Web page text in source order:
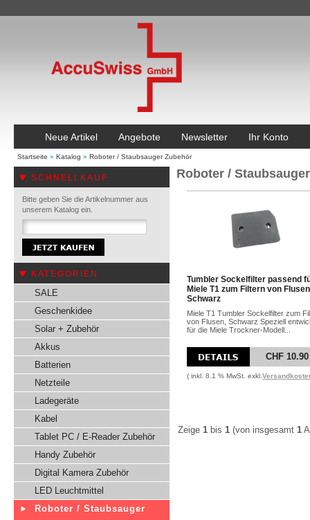
Neue Artikel Angebote Newsletter Ihr Konto
Startseite » Katalog » Roboter / Staubsauger Zubehör
SCHNELLKAUF
Bitte geben Sie die Artikelnummer aus
unserem Katalog ein.
KATEGORIEN
SALE
Geschenkidee
Solar + Zubehör
Akkus
Batterien
Netzteile
Ladegeräte
Kabel
Tablet PC / E-Reader Zubehör
Handy Zubehör
Digital Kamera Zubehör
LED Leuchtmittel
Roboter / Staubsauger
Roboter /
Tumbler Sockelfilter passend
Miele T1 zum Filtern von
Schwarz
Miele T1 Tumbler Sockelfilter zum
von Flusen, Schwarz Speziell
für die Miele Trockner-Modell...
CHF 10.90
( inkl. 8.1 % MwSt. exkl.
Zeige 1 bis 1 (von insgesamt 1